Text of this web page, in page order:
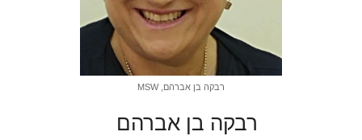
רבקה בן אברהם, MSW
רבקה בן אברהם